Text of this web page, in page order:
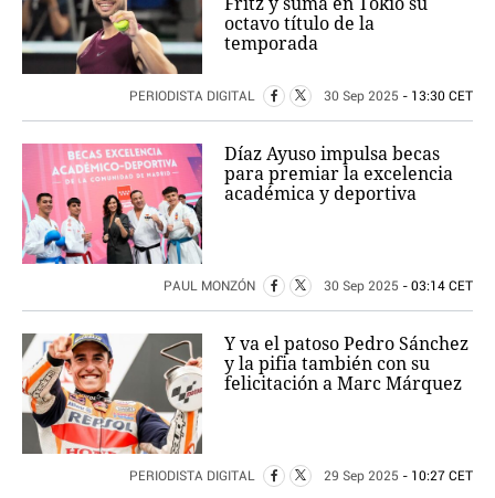
octavo título de la
temporada
PERIODISTA DIGITAL 30 Sep 2025 - 13:30 CET
Díaz Ayuso impulsa becas
para premiar la excelencia
académica y deportiva
PAUL MONZÓN 30 Sep 2025 - 03:14 CET
Y va el patoso Pedro Sánchez
y la pifia también con su
felicitación a Marc Márquez
PERIODISTA DIGITAL 29 Sep 2025 - 10:27 CET